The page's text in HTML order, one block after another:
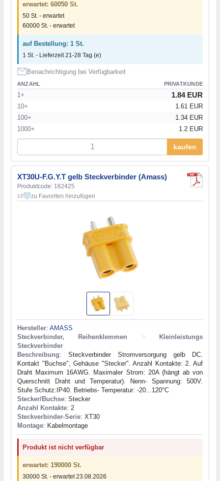
erwartet: 60050 St.
50 St. - erwartet
60000 St. - erwartet
auf Bestellung: 1 St.
1 St. - Lieferzeit 21-28 Tag (e)
Benachrichtigung bei Verfügbarkeit
ANZAHL PRIVATKUNDE
1+ 1.84 EUR
10+
1.61 EUR
100+
1.34 EUR
1000+
1.2 EUR
kaufen
XT30U-F.G.Y.T gelb Steckverbinder (Amass)
Produktcode: 162425
13 zu Favoriten hinzufügen
Hersteller: AMASS
Steckverbinder, Reihenklemmen
>
Kleinleistungs
Steckverbinder
Beschreibung: Steckverbinder Stromversorgung gelb DC.
Kontakt "Buchse", Gehäuse "Stecker". Anzahl Kontakte: 2. Auf
Draht Maximum 16AWG. Maximaler Strom: 20A (hängt ab von
Querschnitt Draht und Temperatur). Nenn- Spannung: 500V.
Stufe Schutz:IP40. Betriebs- Temperatur: -20...120°C
Stecker/Buchse: Stecker
Anzahl Kontakte: 2
Steckverbinder-Serie: XT30
Montage: Kabelmontage
Produkt ist nicht verfügbar
erwartet: 190000 St.
30000 St. - erwartet 23.08.2026